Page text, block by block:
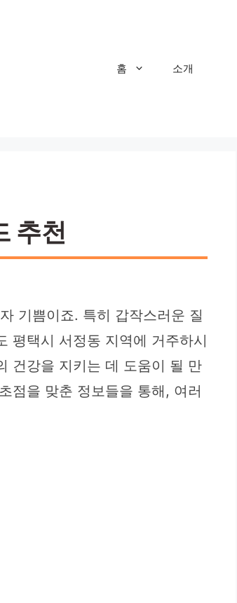
홈 소개
추천
기쁨이죠. 특히 갑작스러운 질
평택시 서정동 지역에 거주하시
건강을 지키는 데 도움이 될 만
점을 맞춘 정보들을 통해, 여러